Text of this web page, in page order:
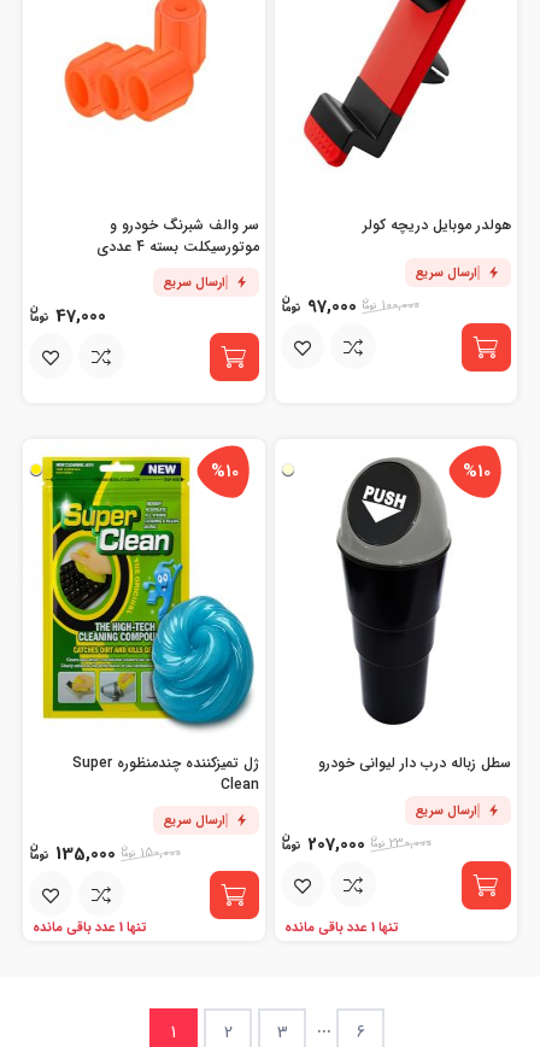
هولدر موبایل دریچه کولر
ارسال سریع
100,000
97,000
سر والف شبرنگ خودرو و
موتورسیکلت بسته 4 عددی
ارسال سریع
47,000
%10
سطل زباله درب دار لیوانی خودرو
ارسال سریع
230,000
207,000
تنها 1 عدد باقی مانده
%10
ژل تمیزکننده چندمنظوره Super
Clean
ارسال سریع
150,000
135,000
تنها 1 عدد باقی مانده
1 2 3 ... 6